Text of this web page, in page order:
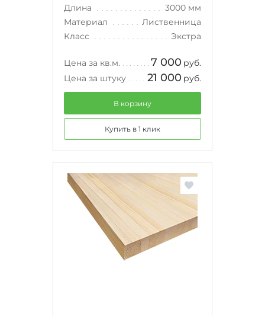
Длина
3000 мм
Материал
Лиственница
Класс
Экстра
Цена за кв.м. 7 000 руб.
Цена за штуку
21 000 руб.
В корзину
Купить в 1 клик